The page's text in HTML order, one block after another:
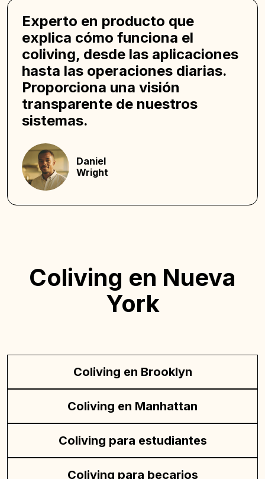
Experto en producto que
explica cómo funciona el
coliving, desde las aplicaciones
hasta las operaciones diarias.
Proporciona una visión
transparente de nuestros
sistemas.
Daniel
Wright
Coliving en Nueva
York
Coliving en Brooklyn
Coliving en Manhattan
Coliving para estudiantes
Coliving para becarios